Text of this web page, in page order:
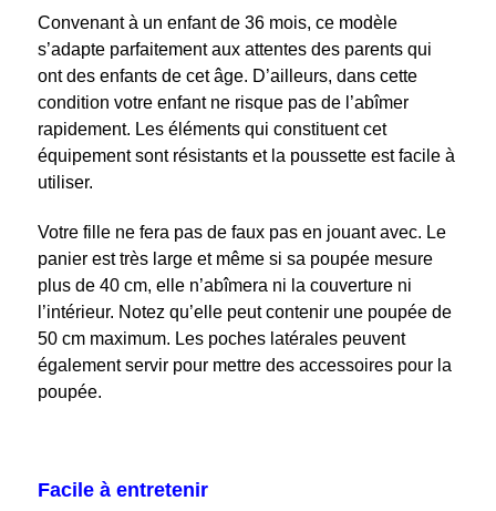
Convenant à un enfant de 36 mois, ce modèle
s’adapte parfaitement aux attentes des parents qui
ont des enfants de cet âge. D’ailleurs, dans cette
condition votre enfant ne risque pas de l’abîmer
rapidement. Les éléments qui constituent cet
équipement sont résistants et la poussette est facile à
utiliser.
Votre fille ne fera pas de faux pas en jouant avec. Le
panier est très large et même si sa poupée mesure
plus de 40 cm, elle n’abîmera ni la couverture ni
l’intérieur. Notez qu’elle peut contenir une poupée de
50 cm maximum. Les poches latérales peuvent
également servir pour mettre des accessoires pour la
poupée.
Facile à entretenir